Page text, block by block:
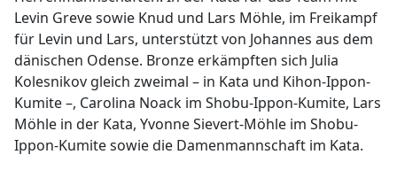
Levin Greve sowie Knud und Lars Möhle, im Freikampf
für Levin und Lars, unterstützt von Johannes aus dem
dänischen Odense. Bronze erkämpften sich Julia
Kolesnikov gleich zweimal – in Kata und Kihon-Ippon-
Kumite –, Carolina Noack im Shobu-Ippon-Kumite, Lars
Möhle in der Kata, Yvonne Sievert-Möhle im Shobu-
Ippon-Kumite sowie die Damenmannschaft im Kata.